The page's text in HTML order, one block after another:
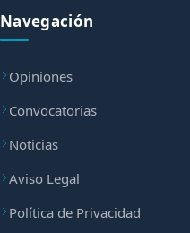
Navegación
Opiniones
Convocatorias
Noticias
Aviso Legal
Política de Privacidad